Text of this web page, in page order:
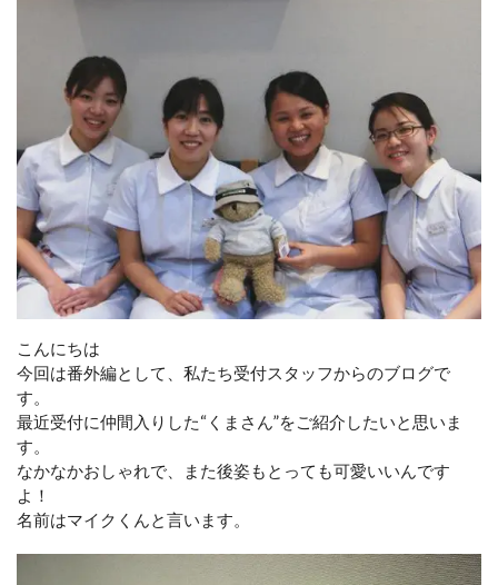
こんにちは
今回は番外編として、私たち受付スタッフからのブログで
す。
最近受付に仲間入りした“くまさん”をご紹介したいと思いま
す。
なかなかおしゃれで、また後姿もとっても可愛いいんです
よ！
名前はマイクくんと言います。